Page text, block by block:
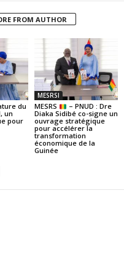
FROM AUTHOR
du
un
pour
MESRSI
MESRS
– PNUD : Dre
Diaka Sidibé co-signe un
ouvrage stratégique
pour accélérer la
transformation
économique de la
Guinée